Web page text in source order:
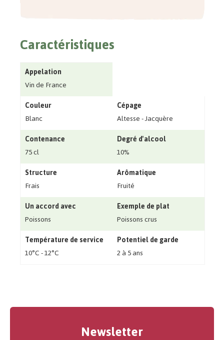
Caractéristiques
Appelation
Vin de France
Couleur
Blanc
Cépage
Altesse - Jacquère
Contenance
75 cl
Degré d'alcool
10%
Structure
Frais
Arômatique
Fruité
Un accord avec
Poissons
Exemple de plat
Poissons crus
Température de service
10°C - 12°C
Potentiel de garde
2 à 5 ans
Newsletter